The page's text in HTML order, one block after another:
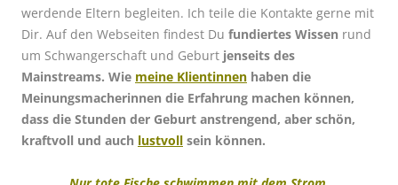
werdende Eltern begleiten. Ich teile die Kontakte gerne mit
Dir. Auf den Webseiten findest Du fundiertes Wissen rund
um Schwangerschaft und Geburt jenseits des
Mainstreams. Wie meine Klientinnen haben die
Meinungsmacherinnen die Erfahrung machen können,
dass die Stunden der Geburt anstrengend, aber schön,
kraftvoll und auch lustvoll sein können.